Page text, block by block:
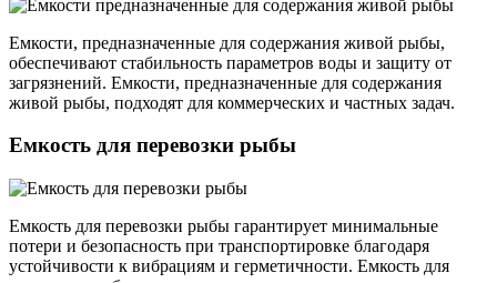
Емкости, предназначенные для содержания живой рыбы,
обеспечивают стабильность параметров воды и защиту от
загрязнений. Емкости, предназначенные для содержания
живой рыбы, подходят для коммерческих и частных задач.
Емкость для перевозки рыбы
Емкость для перевозки рыбы гарантирует минимальные
потери и безопасность при транспортировке благодаря
устойчивости к вибрациям и герметичности. Емкость для